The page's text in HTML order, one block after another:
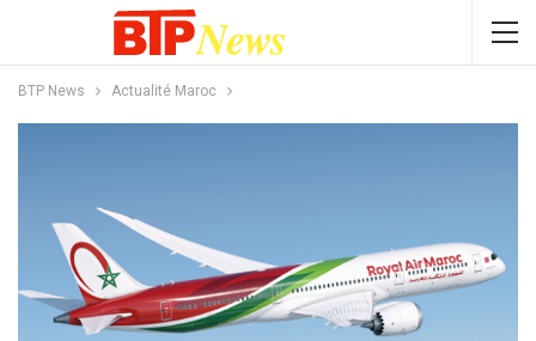
BTP News Actualité Maroc